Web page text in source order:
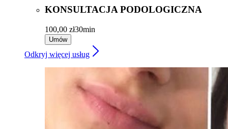
KONSULTACJA PODOLOGICZNA
100,00 zł30min
Umów
Odkryj więcej usług